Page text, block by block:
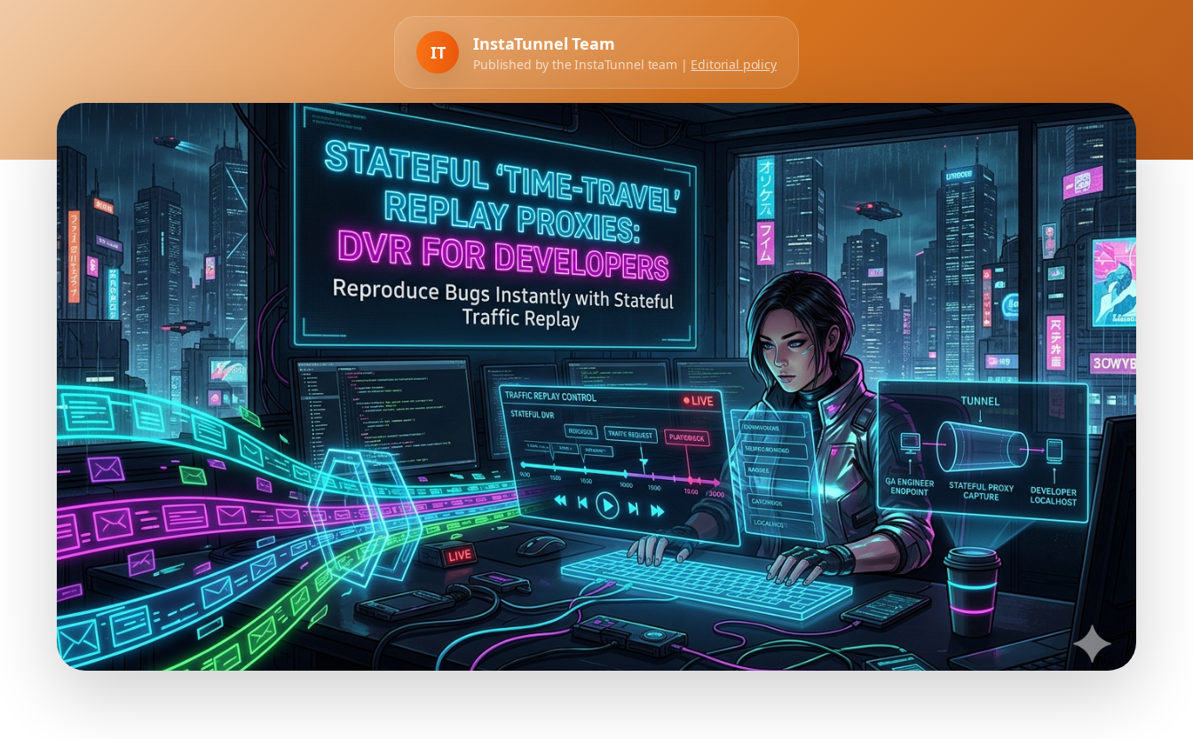
IT InstaTunnel Team
Published by the InstaTunnel team | Editorial policy